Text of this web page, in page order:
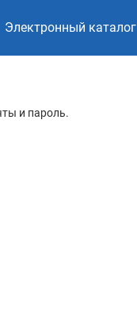
Электронный каталог
и пароль.